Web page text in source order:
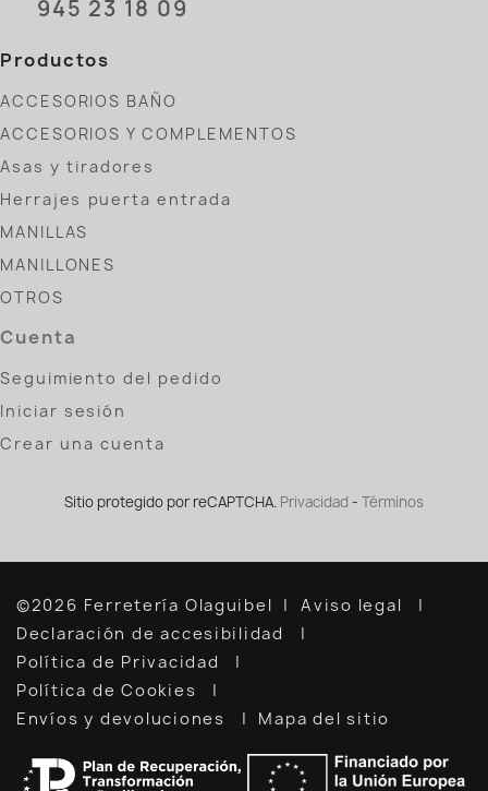
945 23 18 09
Productos
ACCESORIOS BAÑO
ACCESORIOS Y COMPLEMENTOS
Asas y tiradores
Herrajes puerta entrada
MANILLAS
MANILLONES
OTROS
Cuenta
Seguimiento del pedido
Iniciar sesión
Crear una cuenta
Sitio protegido por reCAPTCHA. Privacidad - Términos
©2026 Ferretería Olaguibel
Aviso legal
Declaración de accesibilidad
Política de Privacidad
Política de Cookies
Envíos y devoluciones
Mapa del sitio